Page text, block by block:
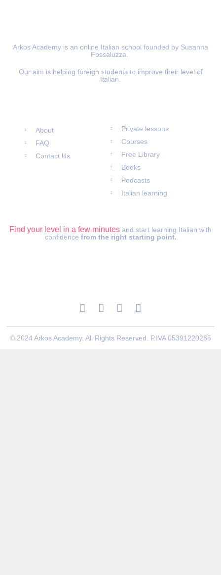
Arkos Academy is an online Italian school founded by Susanna
Fossaluzza.
Our aim is helping foreign students to improve their level of
Italian.
About
FAQ
Contact Us
Private lessons
Courses
Free Library
Books
Podcasts
Italian learning
Find your level in a few minutes and start learning Italian with
confidence from the right starting point.
© 2024 Arkos Academy. All Rights Reserved. P.IVA 05391220265